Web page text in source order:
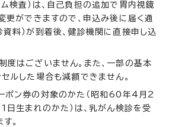
ム検査）は、自己負担の追加で胃内視鏡
更ができますので、申込み後に届く通
料）が到着後、健診機関に直接申し込
度はございません。また、一部の基本
ルした場合も減額できません。
ポン券の対象のかた（昭和60年4月2
生まれのかた）は、乳がん検診を受
。